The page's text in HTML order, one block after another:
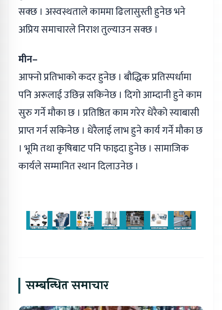
सक्छ । अस्वस्थताले काममा ढिलासुस्ती हुनेछ भने
अप्रिय समाचारले निराश तुल्याउन सक्छ ।
मीन–
आफ्नो प्रतिभाको कदर हुनेछ । बौद्धिक प्रतिस्पर्धामा
पनि अरूलाई उछिन्न सकिनेछ । दिगो आम्दानी हुने काम
सुरु गर्ने मौका छ । प्रतिष्ठित काम गरेर धेरैको स्याबासी
प्राप्त गर्न सकिनेछ । धेरैलाई लाभ हुने कार्य गर्ने मौका छ
। भूमि तथा कृषिबाट पनि फाइदा हुनेछ । सामाजिक
कार्यले सम्मानित स्थान दिलाउनेछ ।
सम्बन्धित समाचार